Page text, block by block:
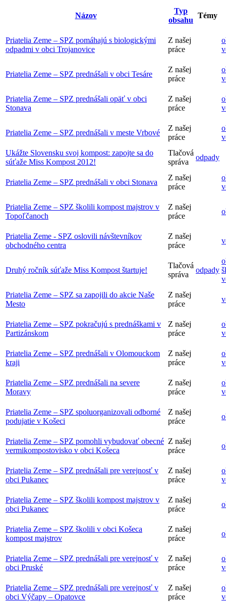
Názov
Typ
obsahu
Témy
Priatelia Zeme – SPZ pomáhajú s biologickými
odpadmi v obci Trojanovice
Z našej
práce
Priatelia Zeme – SPZ prednášali v obci Tesáre
Z našej
práce
Priatelia Zeme – SPZ prednášali opäť v obci
Stonava
Z našej
práce
Priatelia Zeme – SPZ prednášali v meste Vrbové
Z našej
práce
Ukážte Slovensku svoj kompost: zapojte sa do
súťaže Miss Kompost 2012!
Tlačová
správa
odpady
Priatelia Zeme – SPZ prednášali v obci Stonava
Z našej
práce
Priatelia Zeme – SPZ školili kompost majstrov v
Topoľčanoch
Z našej
práce
Priatelia Zeme - SPZ oslovili návštevníkov
obchodného centra
Z našej
práce
Druhý ročník súťaže Miss Kompost štartuje!
Tlačová
správa
odpady
Priatelia Zeme – SPZ sa zapojili do akcie Naše
Mesto
Z našej
práce
Priatelia Zeme – SPZ pokračujú s prednáškami v
Partizánskom
Z našej
práce
Priatelia Zeme – SPZ prednášali v Olomouckom
kraji
Z našej
práce
Priatelia Zeme – SPZ prednášali na severe
Moravy
Z našej
práce
Priatelia Zeme – SPZ spoluorganizovali odborné
podujatie v Košeci
Z našej
práce
Priatelia Zeme – SPZ pomohli vybudovať obecné
vermikompostovisko v obci Košeca
Z našej
práce
Priatelia Zeme – SPZ prednášali pre verejnosť v
obci Pukanec
Z našej
práce
Priatelia Zeme – SPZ školili kompost majstrov v
obci Pukanec
Z našej
práce
Priatelia Zeme – SPZ školili v obci Košeca
kompost majstrov
Z našej
práce
Priatelia Zeme – SPZ prednášali pre verejnosť v
obci Pruské
Z našej
práce
Priatelia Zeme – SPZ prednášali pre verejnosť v
obci Výčapy – Opatovce
Z našej
práce